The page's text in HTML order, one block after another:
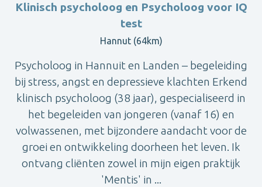
Klinisch psycholoog en Psycholoog voor IQ
test
Hannut (64km)
Psycholoog in Hannuit en Landen – begeleiding
bij stress, angst en depressieve klachten Erkend
klinisch psycholoog (38 jaar), gespecialiseerd in
het begeleiden van jongeren (vanaf 16) en
volwassenen, met bijzondere aandacht voor de
groei en ontwikkeling doorheen het leven. Ik
ontvang cliënten zowel in mijn eigen praktijk
'Mentis' in ...